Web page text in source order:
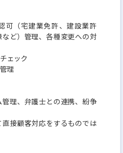
可（宅建業免許、建設業許
ど）管理、各種変更への対
ェック
理
管理、弁護士との連携、紛争
接顧客対応をするものでは